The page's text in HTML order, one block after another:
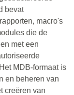
bevat
macro's
die de
met een
MDB-formaat is
en beheren van
creëren van